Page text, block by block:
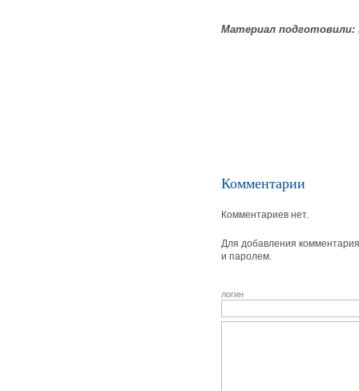
Материал подготовили:
Комментарии
Комментариев нет.
Для добавления
и паролем.
логин